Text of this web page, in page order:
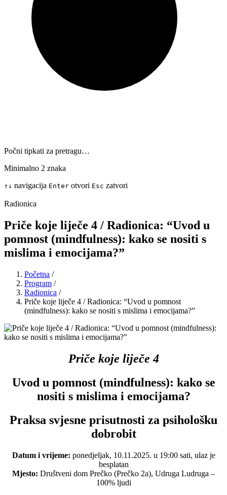
Počni tipkati za pretragu…
Minimalno 2 znaka
↑ ↓ navigacija Enter otvori Esc zatvori
Radionica
Priče koje liječe 4 / Radionica: “Uvod u
pomnost (mindfulness): kako se nositi s
mislima i emocijama?”
Početna /
Program /
Radionica /
Priče koje liječe 4 / Radionica: “Uvod u pomnost
(mindfulness): kako se nositi s mislima i emocijama?”
Priče koje liječe 4
Uvod u pomnost (mindfulness): kako se
nositi s mislima i emocijama?
Praksa svjesne prisutnosti za psihološku
dobrobit
Datum i vrijeme: ponedjeljak, 10.11.2025. u 19:00 sati, ulaz je
besplatan
Mjesto: Društveni dom Prečko (Prečko 2a), Udruga Ludruga –
100% ljudi